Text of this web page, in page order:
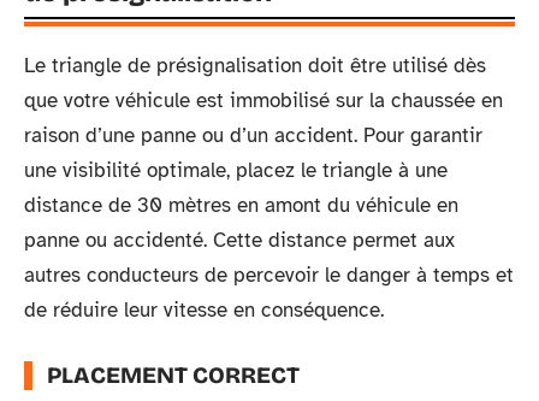
Le triangle de présignalisation doit être utilisé dès
que votre véhicule est immobilisé sur la chaussée en
raison d’une panne ou d’un accident. Pour garantir
une visibilité optimale, placez le triangle à une
distance de 30 mètres en amont du véhicule en
panne ou accidenté. Cette distance permet aux
autres conducteurs de percevoir le danger à temps et
de réduire leur vitesse en conséquence.
PLACEMENT CORRECT